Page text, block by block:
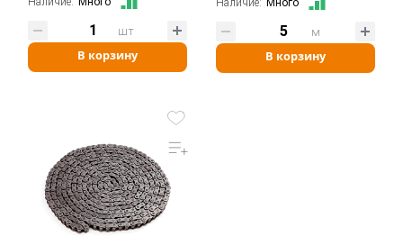
В корзину
шт
Наличие: Много
В корзину
м